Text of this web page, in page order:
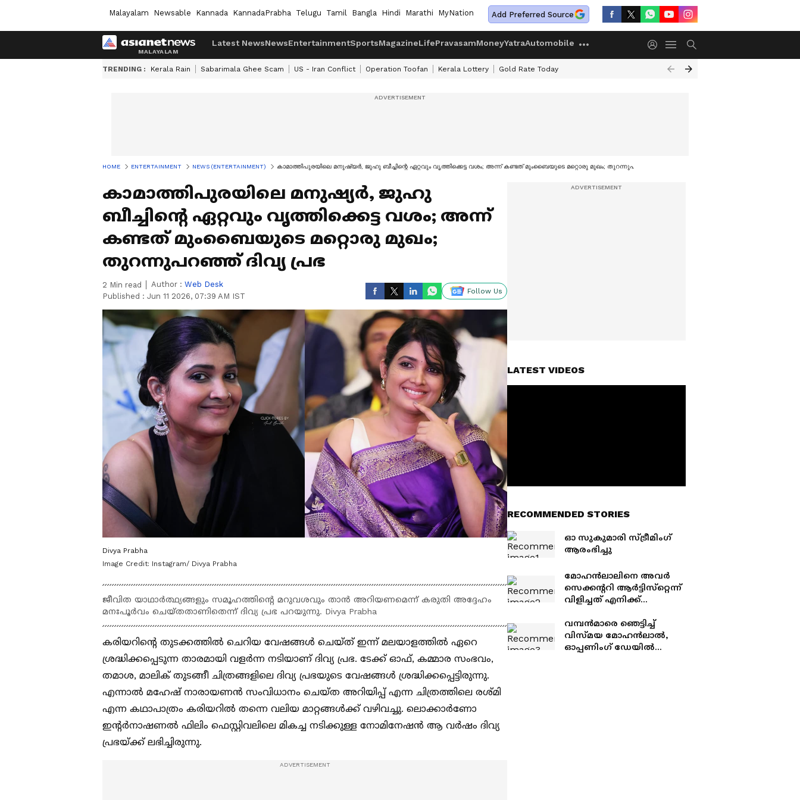
Malayalam Newsable Kannada KannadaPrabha Telugu Tamil Bangla Hindi Marathi MyNation Add Preferred Source
Latest NewsNewsEntertainmentSportsMagazineLifePravasamMoneyYatraAutomobile
TRENDING : Kerala Rain Sabarimala Ghee Scam US - Iran Conflict Operation Toofan Kerala Lottery Gold Rate Today
HOME ENTERTAINMENT NEWS (ENTERTAINMENT) കാമാത്തിപുരയിലെ മനുഷ്യർ, ജുഹു ബീച്ചിന്റെ ഏറ്റവും വൃത്തിക്കെട്ട വശം; അന്ന് കണ്ടത് മുംബൈയുടെ മറ്റൊരു മുഖം; തുറന്നുപറഞ്ഞ് ദിവ്യ പ്രഭ
കാമാത്തിപുരയിലെ മനുഷ്യർ, ജുഹു
ബീച്ചിന്റെ ഏറ്റവും വൃത്തിക്കെട്ട വശം; അന്ന്
കണ്ടത് മുംബൈയുടെ മറ്റൊരു മുഖം;
തുറന്നുപറഞ്ഞ് ദിവ്യ പ്രഭ
2 Min read Author : Web Desk
Published : Jun 11 2026, 07:39 AM IST
Follow Us
Divya Prabha
Image Credit: Instagram/ Divya Prabha
ജീവിത യാഥാർത്ഥ്യങ്ങളും സമൂഹത്തിന്റെ മറുവശവും താൻ അറിയണമെന്ന് കരുതി അദ്ദേഹം
മനഃപൂർവം ചെയ്തതാണിതെന്ന് ദിവ്യ പ്രഭ പറയുന്നു. Divya Prabha
കരിയറിന്റെ തുടക്കത്തിൽ ചെറിയ വേഷങ്ങൾ ചെയ്ത് ഇന്ന് മലയാളത്തിൽ ഏറെ
ശ്രദ്ധിക്കപ്പെടുന്ന താരമായി വളർന്ന നടിയാണ് ദിവ്യ പ്രഭ. ടേക്ക് ഓഫ്, കമ്മാര സംഭവം,
തമാശ, മാലിക് തുടങ്ങീ ചിത്രങ്ങളിലെ ദിവ്യ പ്രഭയുടെ വേഷങ്ങൾ ശ്രദ്ധിക്കപ്പെട്ടിരുന്നു.
എന്നാൽ മഹേഷ് നാരായണൻ സംവിധാനം ചെയ്ത അറിയിപ്പ് എന്ന ചിത്രത്തിലെ രശ്മി
എന്ന കഥാപാത്രം കരിയറിൽ തന്നെ വലിയ മാറ്റങ്ങൾക്ക് വഴിവച്ചു. ലൊക്കാർണോ
ഇന്റർനാഷണൽ ഫിലിം ഫെസ്റ്റിവലിലെ മികച്ച നടിക്കുള്ള നോമിനേഷൻ ആ വർഷം ദിവ്യ
പ്രഭയ്ക്ക് ലഭിച്ചിരുന്നു.
LATEST VIDEOS
RECOMMENDED STORIES
ഓ സുകുമാരി സ്‍ട്രീമിംഗ്
ആരംഭിച്ചു
മോഹൻലാലിനെ അവര്‍
സെക്കന്ററി ആര്‍ട്ടിസ്‌റ്റെന്ന്
വിളിച്ചത് എനിക്ക്
പ്രൊജക്ടില്‍ നിന്ന് പിന്മാറി;
വെളിപ്പെടുത്തി ജൂഡ്
ആന്റണി ജോസഫ്
വമ്പൻമാരെ ഞെട്ടിച്ച്
വിസ്‍മയ മോഹൻലാല്‍,
ഓപ്പണിംഗ് ഡേയില്‍